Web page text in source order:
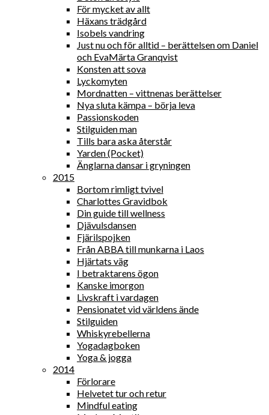
För mycket av allt
Häxans trädgård
Isobels vandring
Just nu och för alltid – berättelsen om Daniel
och EvaMärta Granqvist
Konsten att sova
Lyckomyten
Mordnatten – vittnenas berättelser
Nya sluta kämpa – börja leva
Passionskoden
Stilguiden man
Tills bara aska återstår
Yarden (Pocket)
Änglarna dansar i gryningen
2015
Bortom rimligt tvivel
Charlottes Gravidbok
Din guide till wellness
Djävulsdansen
Fjärilspojken
Från ABBA till munkarna i Laos
Hjärtats väg
I betraktarens ögon
Kanske imorgon
Livskraft i vardagen
Pensionatet vid världens ände
Stilguiden
Whiskyrebellerna
Yogadagboken
Yoga & jogga
2014
Förlorare
Helvetet tur och retur
Mindful eating